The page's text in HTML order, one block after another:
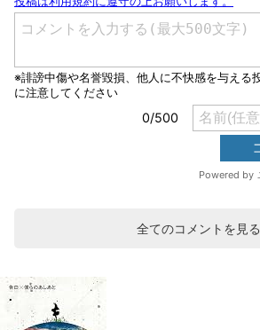
全てのコメントを見る